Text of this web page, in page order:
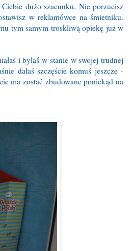
dużo szacunku. Nie porzucisz
w reklamówce na śmietniku.
tym samym troskliwą opiekę już w
i byłaś w stanie w swojej trudnej
dałaś szczęście komuś jeszcze -
ma zostać zbudowane poniekąd na